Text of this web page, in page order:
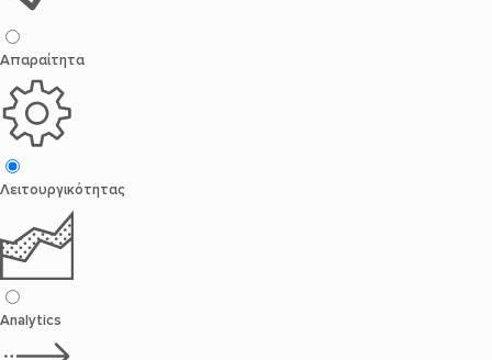
Απαραίτητα
Λειτουργικότητας
Analytics